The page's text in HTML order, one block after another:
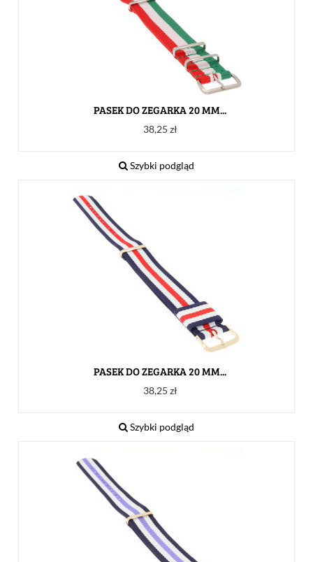
PASEK DO ZEGARKA 20 MM...
Cena
38,25 zł
Szybki podgląd
PASEK DO ZEGARKA 20 MM...
Cena
38,25 zł
Szybki podgląd